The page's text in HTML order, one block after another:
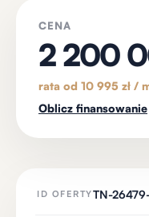
CENA
2 200
rata od 10 995 zł /
Oblicz finansowanie
ID OFERTYTN-